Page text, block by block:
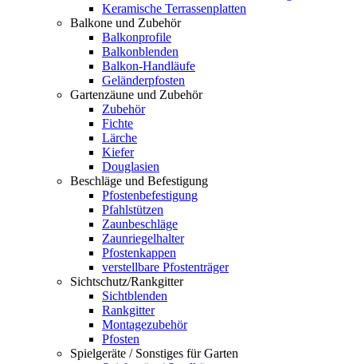
Keramische Terrassenplatten
Balkone und Zubehör
Balkonprofile
Balkonblenden
Balkon-Handläufe
Geländerpfosten
Gartenzäune und Zubehör
Zubehör
Fichte
Lärche
Kiefer
Douglasien
Beschläge und Befestigung
Pfostenbefestigung
Pfahlstützen
Zaunbeschläge
Zaunriegelhalter
Pfostenkappen
verstellbare Pfostenträger
Sichtschutz/Rankgitter
Sichtblenden
Rankgitter
Montagezubehör
Pfosten
Spielgeräte / Sonstiges für Garten